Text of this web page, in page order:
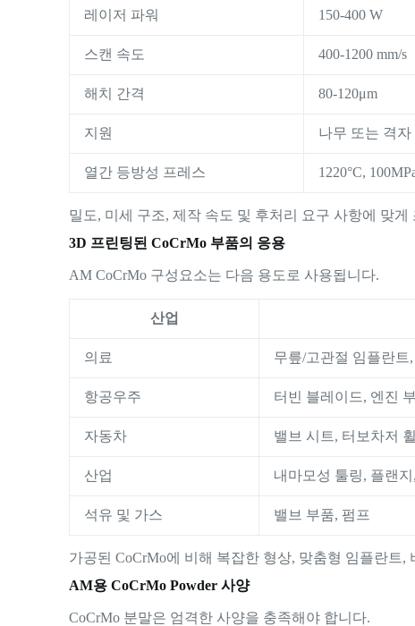
레이저 파워 150-400 W
스캔 속도 400-1200 mm/s
해치 간격 80-120μm
지원 나무 또는 격자
열간 등방성 프레스 1220°C,
밀도, 미세 구조, 제작 속도 및 후처리 요구 사항에 맞게
3D 프린팅된 CoCrMo 부품의 응용
AM CoCrMo 구성요소는 다음 용도로 사용됩니다.
산업
의료 무릎/고관절 임플란트
항공우주 터빈 블레이드, 엔진
자동차 밸브 시트, 터보차저 휠
산업 내마모성 툴링, 플랜지
석유 및 가스 밸브 부품, 펌프
가공된 CoCrMo에 비해 복잡한 형상, 맞춤형 임플란트
AM용 CoCrMo Powder 사양
CoCrMo 분말은 엄격한 사양을 충족해야 합니다.